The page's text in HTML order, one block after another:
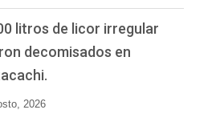
litros de licor irregular
decomisados en
2026